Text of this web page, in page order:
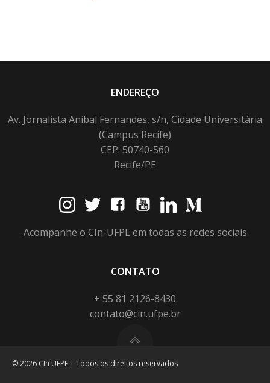
ENDEREÇO
Av. Jornalista Anibal Fernandes, s/n, Cidade Universitária
(Campus Recife)
CEP: 50740-560
Recife/PE
Acompanhe o CIn-UFPE em todas as redes sociais
CONTATO
+ 55 81 2126-8430
contato@cin.ufpe.br
© 2026 CIn UFPE | Todos os direitos reservados